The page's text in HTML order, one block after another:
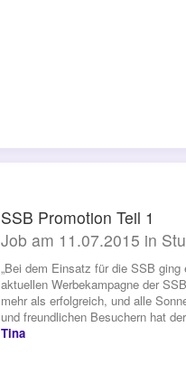
SSB Promotion Teil 1
Job am 11.07.2015 in
„Bei dem Einsatz für die SSB
aktuellen Werbekampagne der
mehr als erfolgreich, und alle
und freundlichen Besuchern hat
Tina